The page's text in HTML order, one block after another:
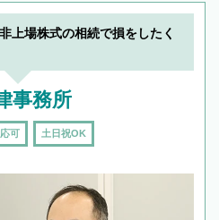
上場株式の相続で損をしたく
事務所
可 土日祝OK